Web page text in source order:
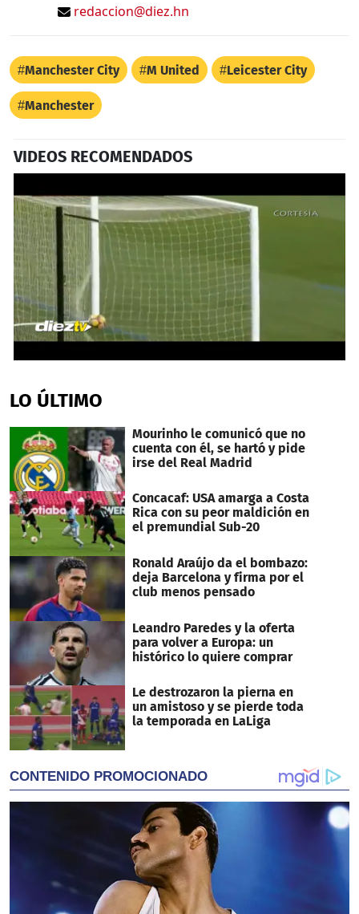
redaccion@diez.hn
Manchester City M United Leicester City
Manchester
VIDEOS RECOMENDADOS
of
48
LO ÚLTIMO
Mourinho le comunicó que no
cuenta con él, se hartó y pide
irse del Real Madrid
Concacaf: USA amarga a Costa
Rica con su peor maldición en
el premundial Sub-20
Ronald Araújo da el bombazo:
deja Barcelona y firma por el
club menos pensado
Leandro Paredes y la oferta
para volver a Europa: un
histórico lo quiere comprar
Le destrozaron la pierna en
un amistoso y se pierde toda
la temporada en LaLiga